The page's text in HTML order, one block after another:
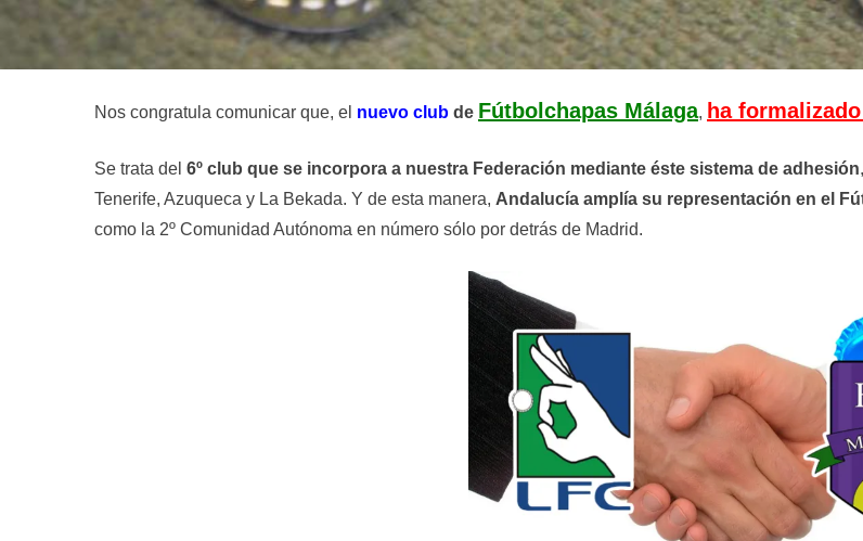
Nos congratula comunicar que, el nuevo club de Fútbolchapas Málaga, ha
Se trata del 6º club que se incorpora a nuestra Federación mediante éste sistema de adhesión
Tenerife, Azuqueca y La Bekada. Y de esta manera, Andalucía amplía su representación en el
como la 2º Comunidad Autónoma en número sólo por detrás de Madrid.